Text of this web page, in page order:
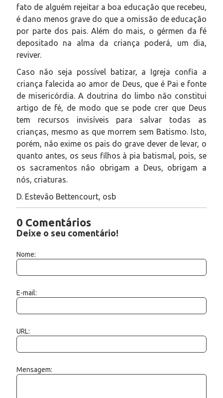
fato de alguém rejeitar a boa educação que recebeu,
é dano menos grave do que a omissão de educação
por parte dos pais. Além do mais, o gérmen da fé
depositado na alma da criança poderá, um dia,
reviver.
Caso não seja possível batizar, a Igreja confia a
criança falecida ao amor de Deus, que é Pai e fonte
de misericórdia. A doutrina do limbo não constitui
artigo de fé, de modo que se pode crer que Deus
tem recursos invisíveis para salvar todas as
crianças, mesmo as que morrem sem Batismo. Isto,
porém, não exime os pais do grave dever de levar, o
quanto antes, os seus filhos à pia batismal, pois, se
os sacramentos não obrigam a Deus, obrigam a
nós, criaturas.
D. Estevão Bettencourt, osb
0 Comentários
Deixe o seu comentário!
Nome:
E-mail:
URL:
Mensagem: